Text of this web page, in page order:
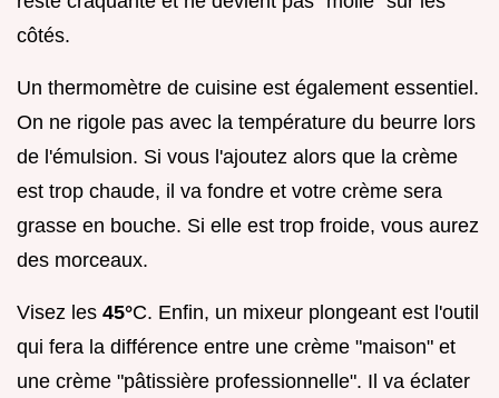
côtés.
Un thermomètre de cuisine est également essentiel.
On ne rigole pas avec la température du beurre lors
de l'émulsion. Si vous l'ajoutez alors que la crème
est trop chaude, il va fondre et votre crème sera
grasse en bouche. Si elle est trop froide, vous aurez
des morceaux.
Visez les 45°C. Enfin, un mixeur plongeant est l'outil
qui fera la différence entre une crème "maison" et
une crème "pâtissière professionnelle". Il va éclater